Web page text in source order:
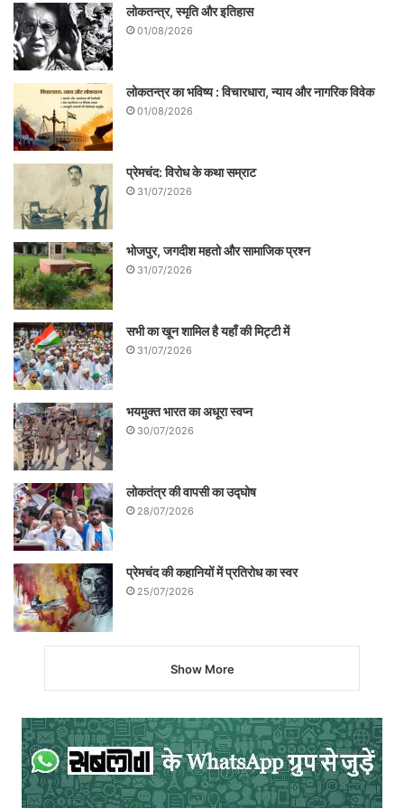
सभी भली भांति जानते और समझते हैं।
लॉकडाउन के कारण घरेलू हिंसा
अब बस कुछ दिनों की बात है जब हम कोरोना पीछे
छोड़कर कर आगे निकल जाएँगे। यह समय और हम
लोग इस समय को याद करेंगे और जरूर कहेंगे कि
यार कितना अच्छा था न लॉकडाउन का समय। घर
पर रहिये और घर पर बनाकर खाइये क्यूँकि उससे
स्वादिष्ठ और सेहतमन्द कुछ नहीं।
चरखा फीचर्स
लोकतन्त्र, स्मृति और इतिहास
01/08/2026
लोकतन्त्र का भविष्य : विचारधारा, न्याय और नागरिक विवेक
01/08/2026
प्रेमचंद: विरोध के कथा सम्राट
31/07/2026
भोजपुर, जगदीश महतो और सामाजिक प्रश्न
31/07/2026
सभी का खून शामिल है यहाँ की मिट्टी में
31/07/2026
भयमुक्त भारत का अधूरा स्वप्न
30/07/2026
लोकतंत्र की वापसी का उद्घोष
28/07/2026
प्रेमचंद की कहानियों में प्रतिरोध का स्वर
25/07/2026
Show More